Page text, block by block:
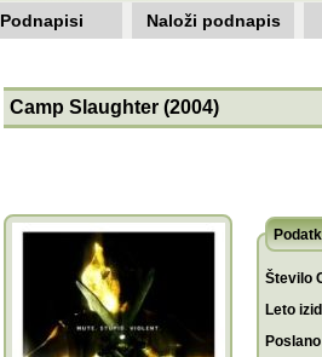
Podnapisi Naloži podnapis
Camp Slaughter (2004)
Število
Leto